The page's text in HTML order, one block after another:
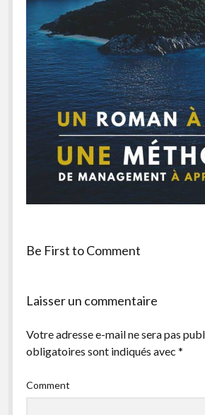
facebookinstagram
email-
Be First to Comment
Laisser un commentaire
Votre adresse e-mail ne sera pas
obligatoires sont indiqués avec *
Comment